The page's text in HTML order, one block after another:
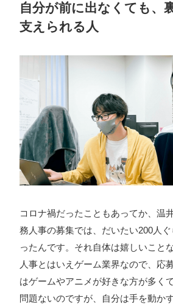
自分が前に出なくても、
支えられる人
コロナ禍だったこともあってか、温
務人事の募集では、だいたい200人
ったんです。それ自体は嬉しいこと
人事とはいえゲーム業界なので、応
はゲームやアニメが好きな方が多く
問題ないのですが、自分は手を動か